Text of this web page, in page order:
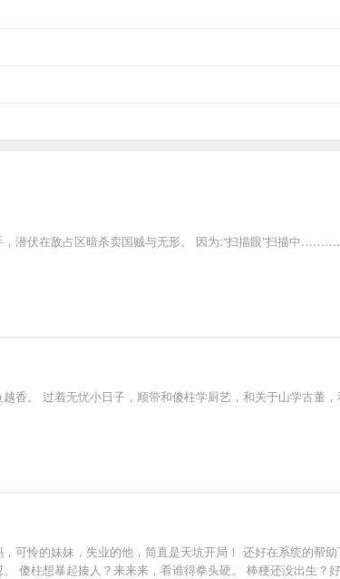
，潜伏在敌占区暗杀卖国贼与无形。 因为:“扫描眼”扫描中
。 过着无忧小日子，顺带和傻柱学厨艺，和关于山学古董，
可怜的妹妹，失业的他，简直是天坑开局！ 还好在系统的帮
傻柱想暴起揍人？来来来，看谁得拳头硬。 棒梗还没出生？好